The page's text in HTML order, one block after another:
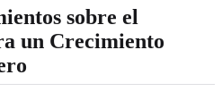
sobre el
un Crecimiento